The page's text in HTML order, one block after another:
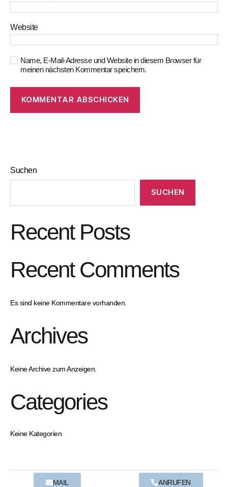
Website
Name, E-Mail-Adresse und Website in diesem Browser für
meinen nächsten Kommentar speichern.
Suchen
SUCHEN
Recent Posts
Recent Comments
Es sind keine Kommentare vorhanden.
Archives
Keine Archive zum Anzeigen.
Categories
Keine Kategorien
MAIL ANRUFEN